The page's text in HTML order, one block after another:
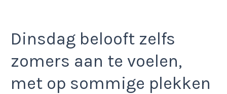
Dinsdag belooft zelfs
zomers aan te voelen,
met op sommige plekken